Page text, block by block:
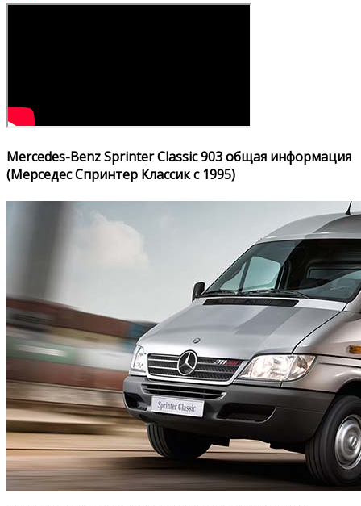
Mercedes-Benz Sprinter Classic 903 общая информация
(Мерседес Спринтер Классик с 1995)